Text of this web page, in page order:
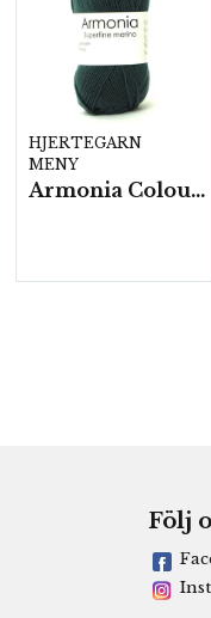
HJERTEGARN
MENY
Armonia Colour- 5 härv/fp. a100 g.
Följ